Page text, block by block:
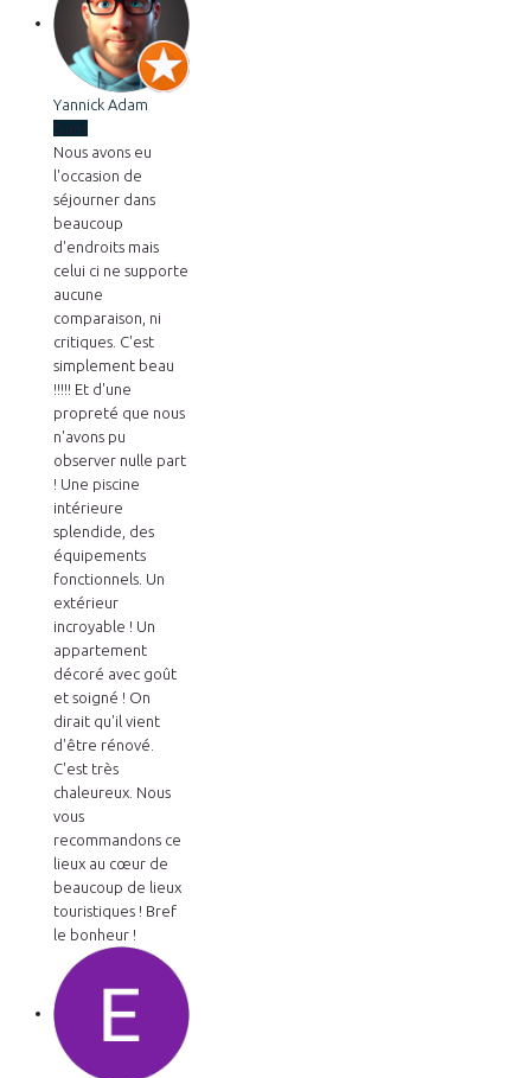
Yannick Adam
5 ans
Nous avons eu
l'occasion de
séjourner dans
beaucoup
d'endroits mais
celui ci ne supporte
aucune
comparaison, ni
critiques. C'est
simplement beau
!!!!! Et d'une
propreté que nous
n'avons pu
observer nulle part
! Une piscine
intérieure
splendide, des
équipements
fonctionnels. Un
extérieur
incroyable ! Un
appartement
décoré avec goût
et soigné ! On
dirait qu'il vient
d'être rénové.
C'est très
chaleureux. Nous
vous
recommandons ce
lieux au cœur de
beaucoup de lieux
touristiques ! Bref
le bonheur !